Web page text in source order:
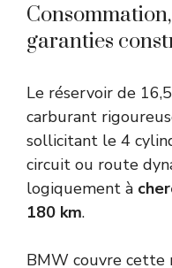
garanties
Le réservoir de
carburant
sollicitant le 4
circuit ou route
logiquement à
180 km.
BMW couvre cette